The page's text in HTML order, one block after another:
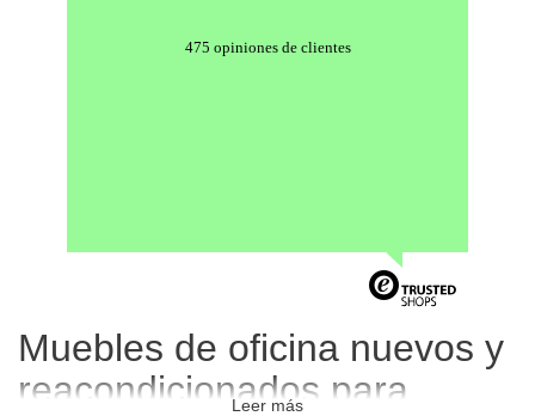
475 opiniones de clientes
Muebles de oficina nuevos y
reacondicionados para
Leer más